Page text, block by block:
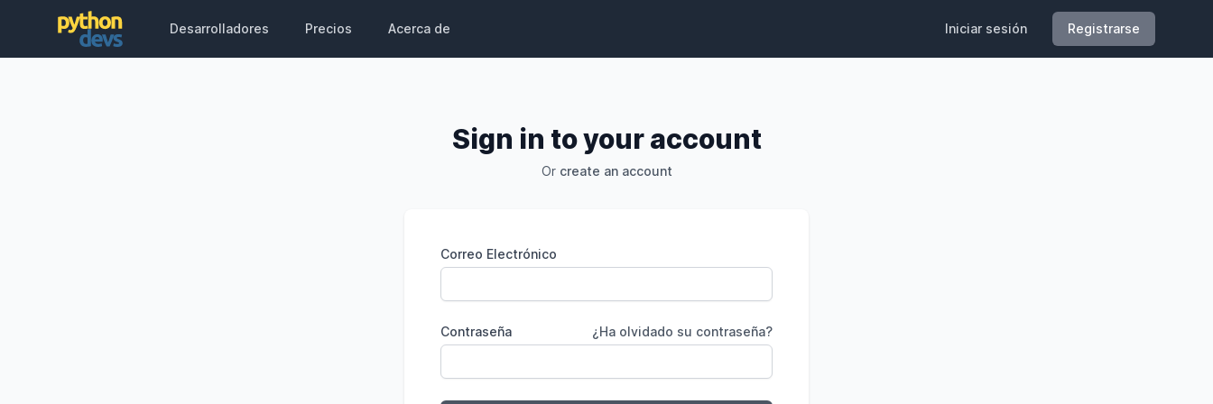
PythonDevs
Desarrolladores Precios Acerca de Iniciar sesión Registrarse
Sign in to your account
Or create an account
Correo Electrónico
Contraseña ¿Ha olvidado su contraseña?